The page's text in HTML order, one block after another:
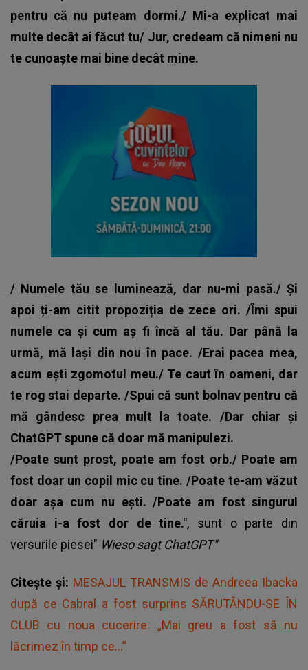
pentru că nu puteam dormi./ Mi-a explicat mai
multe decât ai făcut tu/ Jur, credeam că nimeni nu
te cunoaște mai bine decât mine.
/ Numele tău se luminează, dar nu-mi pasă./ Și
apoi ți-am citit propoziția de zece ori. /Îmi spui
numele ca și cum aș fi încă al tău. Dar până la
urmă, mă lași din nou în pace. /Erai pacea mea,
acum ești zgomotul meu./ Te caut în oameni, dar
te rog stai departe. /Spui că sunt bolnav pentru că
mă gândesc prea mult la toate. /Dar chiar și
ChatGPT spune că doar mă manipulezi.
/Poate sunt prost, poate am fost orb./ Poate am
fost doar un copil mic cu tine. /Poate te-am văzut
doar așa cum nu ești. /Poate am fost singurul
căruia i-a fost dor de tine.", sunt o parte din
versurile piesei" Wieso sagt ChatGPT"
Citește și: MESAJUL TRANSMIS de Andreea Ibacka
după ce Cabral a fost surprins SĂRUTÂNDU-SE ÎN
CLUB cu noua cucerire: „Mai greu a fost să nu
lăcrimez în timp ce...”